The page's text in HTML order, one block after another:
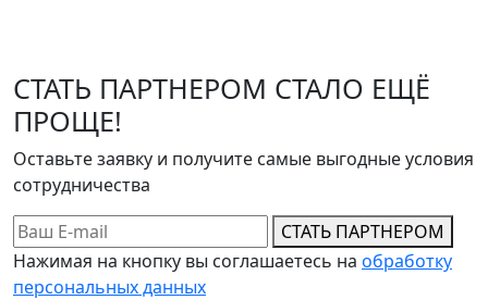
СТАТЬ ПАРТНЕРОМ СТАЛО ЕЩЁ
ПРОЩЕ!
Оставьте заявку и получите самые выгодные условия
сотрудничества
СТАТЬ ПАРТНЕРОМ
Нажимая на кнопку вы соглашаетесь на обработку
персональных данных